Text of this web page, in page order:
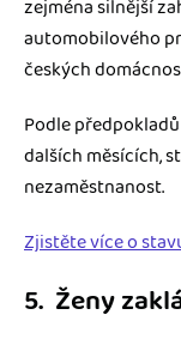
zejména silnější
automobilového
českých
Podle
dalších měsících,
nezaměstnanost.
Zjistěte více o
5. Ženy